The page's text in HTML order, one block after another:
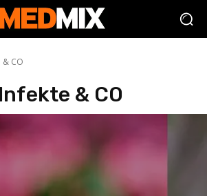
CO
& CO